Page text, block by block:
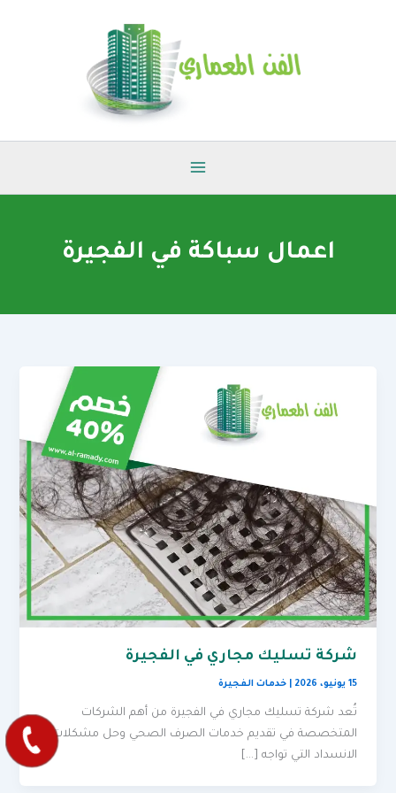
اعمال سباكة في الفجيرة
شركة تسليك مجاري في الفجيرة
15 يونيو، 2026 |خدمات الفجيرة
تُعد شركة تسليك مجاري في الفجيرة من أهم الشركات
المتخصصة في تقديم خدمات الصرف الصحي وحل مشكلات
الانسداد التي تواجه […]